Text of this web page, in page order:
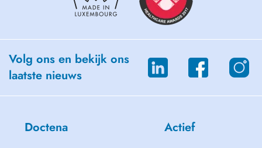
Volg ons en bekijk ons
laatste nieuws
Doctena Actief